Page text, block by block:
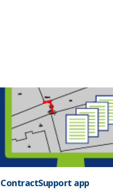
ContractSupport app